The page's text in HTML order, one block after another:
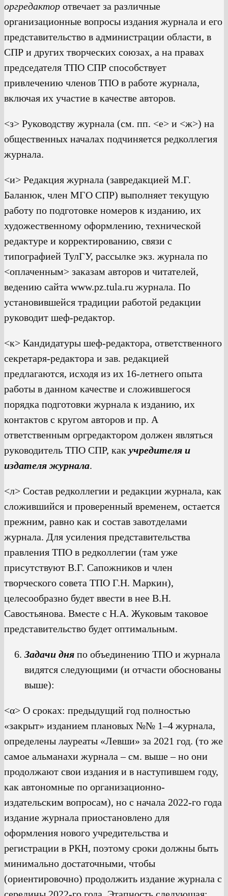
оргредактор отвечает за различные
организационные вопросы издания журнала и его
представительство в администрации области, в
СПР и других творческих союзах, а на правах
председателя ТПО СПР способствует
привлечению членов ТПО в работе журнала,
включая их участие в качестве авторов.
<з> Руководству журнала (см. пп. <е> и <ж>) на
общественных началах подчиняется редколлегия
журнала.
<и> Редакция журнала (завредакцией М.Г.
Баланюк, член МГО СПР) выполняет текущую
работу по подготовке номеров к изданию, их
художественному оформлению, технической
редактуре и корректированию, связи с
типографией ТулГУ, рассылке экз. журнала по
<оплаченным> заказам авторов и читателей,
ведению сайта www.pz.tula.ru журнала. По
установившейся традиции работой редакции
руководит шеф-редактор.
<к> Кандидатуры шеф-редактора, ответственного
секретаря-редактора и зав. редакцией
предлагаются, исходя из их 16-летнего опыта
работы в данном качестве и сложившегося
порядка подготовки журнала к изданию, их
контактов с кругом авторов и пр. А
ответственным оргредактором должен являться
руководитель ТПО СПР, как учредителя и
издателя журнала.
<л> Состав редколлегии и редакции журнала, как
сложившийся и проверенный временем, остается
прежним, равно как и состав завотделами
журнала. Для усиления представительства
правления ТПО в редколлегии (там уже
присутствуют В.Г. Сапожников и член
творческого совета ТПО Г.Н. Маркин),
целесообразно будет ввести в нее В.Н.
Савостьянова. Вместе с Н.А. Жуковым таковое
представительство будет оптимальным.
Задачи дня по объединению ТПО и журнала
видятся следующими (и отчасти обоснованы
выше):
<α> О сроках: предыдущий год полностью
«закрыт» изданием плановых №№ 1–4 журнала,
определены лауреаты «Левши» за 2021 год. (то же
самое альманахи журнала – см. выше – но они
продолжают свои издания и в наступившем году,
как автономные по организационно-
издательским вопросам), но с начала 2022-го года
издание журнала приостановлено для
оформления нового учредительства и
регистрации в РКН, поэтому сроки должны быть
минимально достаточными, чтобы
(ориентировочно) продолжить издание журнала с